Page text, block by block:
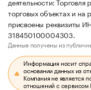
торговых объектах и
присвоены реквизиты
318450100004303.
Данные получены из
Информация носит
основании данных из
Компания не является
отношений с сервисом